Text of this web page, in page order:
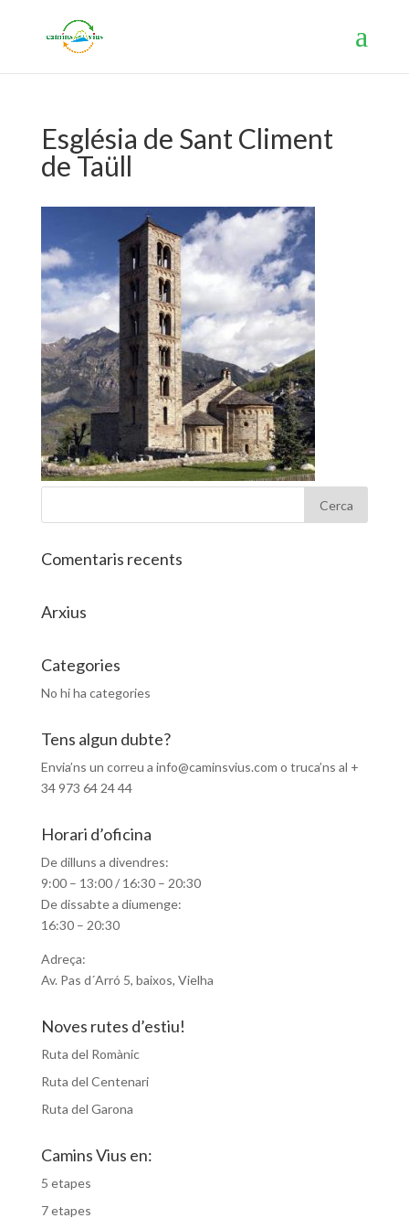
Església de Sant Climent
de Taüll
Comentaris recents
Arxius
Categories
No hi ha categories
Tens algun dubte?
Envia’ns un correu a info@caminsvius.com o truca’ns al +
34 973 64 24 44
Horari d’oficina
De dilluns a divendres:
9:00 – 13:00 / 16:30 – 20:30
De dissabte a diumenge:
16:30 – 20:30
Adreça:
Av. Pas d´Arró 5, baixos, Vielha
Noves rutes d’estiu!
Ruta del Romànic
Ruta del Centenari
Ruta del Garona
Camins Vius en:
5 etapes
7 etapes